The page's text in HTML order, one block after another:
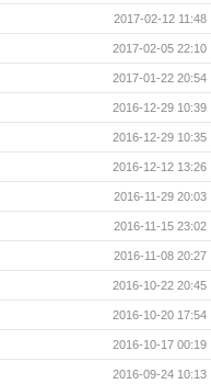
2017-02-12 11:48
2017-02-05 22:10
2017-01-22 20:54
2016-12-29 10:39
2016-12-29 10:35
2016-12-12 13:26
2016-11-29 20:03
2016-11-15 23:02
2016-11-08 20:27
2016-10-22 20:45
2016-10-20 17:54
2016-10-17 00:19
2016-09-24 10:13